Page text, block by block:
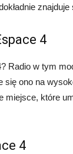
4
Radio w tym
ono na
miejsce, które
4